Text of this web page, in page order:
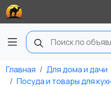
Главная
Для дома и дачи
Посуда и товары для